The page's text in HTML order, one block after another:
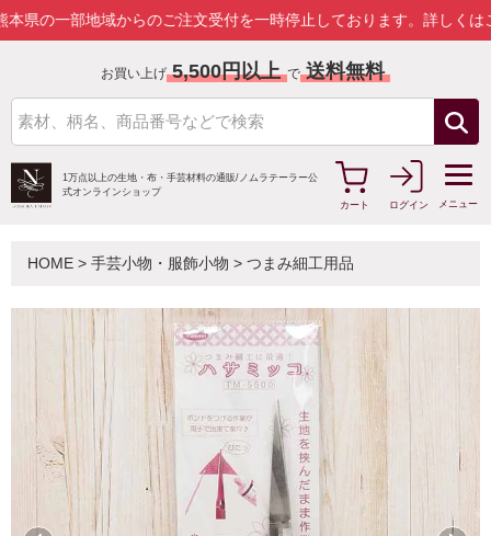
部地域からのご注文受付を一時停止しております。詳しくはこちら
お買い上げ 5,500円以上 で 送料無料
1万点以上の生地・布・手芸材料の通販/ ノムラテーラー公
式オンラインショップ
カート
ログイン メニュー
HOME > 手芸小物・服飾小物 > つまみ細工用品